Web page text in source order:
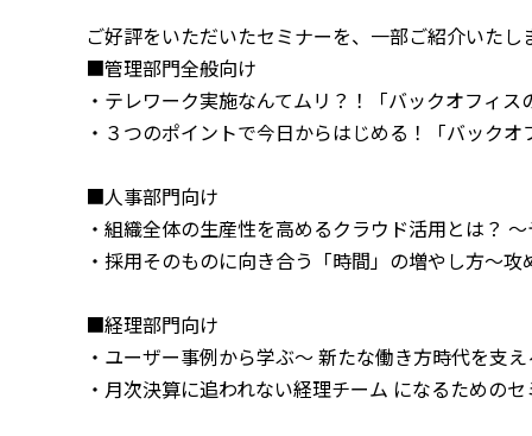
ご好評をいただいたセミナーを、一部ご紹介いたし
■管理部門全般向け
・テレワーク実施なんてムリ？！「バックオフィ
・３つのポイントで今日からはじめる！「バックオ
■人事部門向け
・組織全体の生産性を高めるクラウド活用とは？
・採用そのものに向き合う「時間」の増やし方～
■経理部門向け
・ユーザー事例から学ぶ～ 新たな働き方時代を支
・月次決算に追われない経理チーム になるための